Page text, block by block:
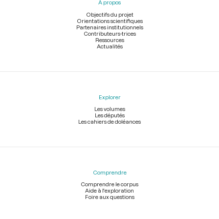
À propos
Objectifs du projet
Orientations scientifiques
Partenaires institutionnels
Contributeurs-trices
Ressources
Actualités
Explorer
Les volumes
Les députés
Les cahiers de doléances
Comprendre
Comprendre le corpus
Aide à l'exploration
Foire aux questions